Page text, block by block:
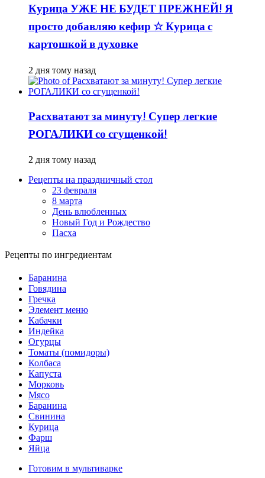
Курица УЖЕ НЕ БУДЕТ ПРЕЖНЕЙ! Я
просто добавляю кефир ☆ Курица с
картошкой в духовке
2 дня тому назад
Расхватают за минуту! Супер легкие
РОГАЛИКИ со сгущенкой!
2 дня тому назад
Рецепты на праздничный стол
23 февраля
8 марта
День влюбленных
Новый Год и Рождество
Пасха
Рецепты по ингредиентам
Баранина
Говядина
Гречка
Элемент меню
Кабачки
Индейка
Огурцы
Томаты (помидоры)
Колбаса
Капуста
Морковь
Мясо
Баранина
Свинина
Курица
Фарш
Яйца
Готовим в мультиварке